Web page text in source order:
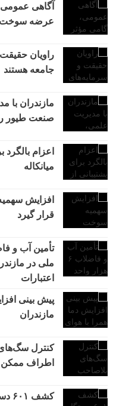
آگاهی
عرضه سوخت
راویان
جامعه هستند
مازندران با
صنعت طیور
اعزام
میانکاله
افزایش
قرار گیرد
ملی در
اعتبارات
پیش بینی
مازندران
کنترل
اطراف